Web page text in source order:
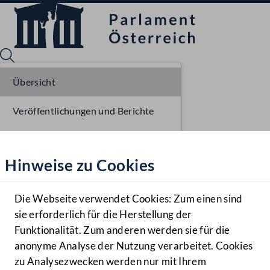
Hilfe
Benutzer
Navigationsmenü öffnen
MENÜ
Hinweise zu Cookies
Die Webseite verwendet Cookies: Zum einen sind
sie erforderlich für die Herstellung der
Funktionalität. Zum anderen werden sie für die
anonyme Analyse der Nutzung verarbeitet. Cookies
zu Analysezwecken werden nur mit Ihrem
Übersicht
Veröffentlichungen und Berichte
Parlamentarisches Verfahren